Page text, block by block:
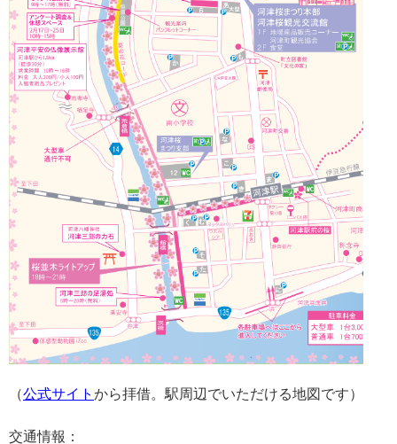
（公式サイト から拝借。駅周辺でいただける地図です）
交通情報：